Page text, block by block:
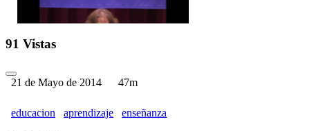
91 Vistas
21 de Mayo de 2014 47m
educacion aprendizaje enseñanza